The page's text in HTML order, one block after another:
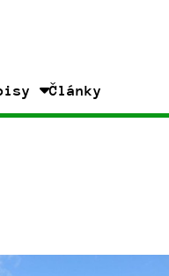
Články